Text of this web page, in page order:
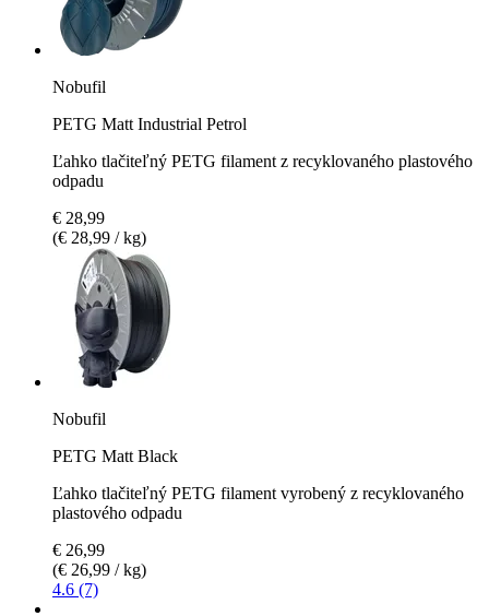
Nobufil
PETG Matt Industrial Petrol
Ľahko tlačiteľný PETG filament z recyklovaného plastového
odpadu
€ 28,99
(€ 28,99 / kg)
Nobufil
PETG Matt Black
Ľahko tlačiteľný PETG filament vyrobený z recyklovaného
plastového odpadu
€ 26,99
(€ 26,99 / kg)
4.6 (7)